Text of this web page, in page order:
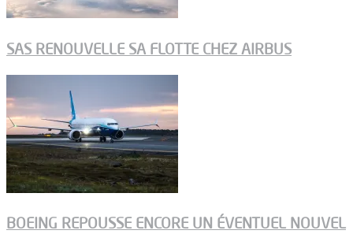
SAS RENOUVELLE SA FLOTTE CHEZ AIRBUS
BOEING REPOUSSE ENCORE UN ÉVENTUEL NOUVEL